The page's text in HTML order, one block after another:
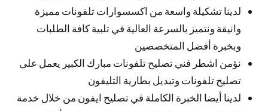
لدينا تشكيلة واسعة من اكسسوارات تلفونات مميزة
وانيقة ونتميز بالسرعة العالية في تلبية كافة الطلبات
وبخبرة أفضل المتخصصين
نؤمن اشطر فني تصليح تلفونات مبارك الكبير يعمل على
تصليح تلفونات وتبديل بطارية التليفون
لدينا أيضا الخبرة الكاملة في تصليح ايفون من خلال خدمة